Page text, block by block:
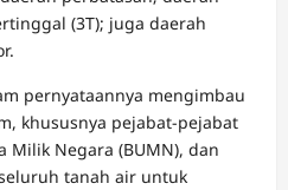
(3T); juga daerah
pernyataannya mengimbau
khususnya pejabat-pejabat
Milik Negara (BUMN), dan
tanah air untuk